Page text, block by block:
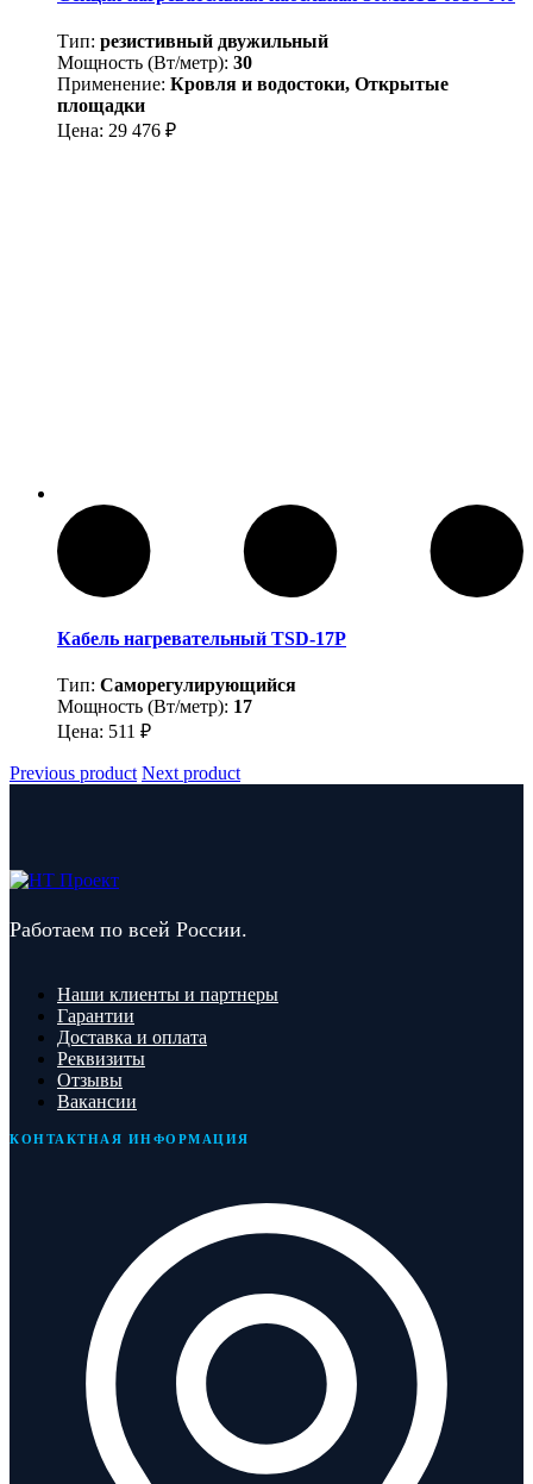
Тип: резистивный двужильный
Мощность (Вт/метр): 30
Применение: Кровля и водостоки, Открытые
площадки
Цена: 29 476 ₽
Кабель нагревательный TSD-17P
Тип: Саморегулирующийся
Мощность (Вт/метр): 17
Цена: 511 ₽
Previous product Next product
Работаем по всей России.
Наши клиенты и партнеры
Гарантии
Доставка и оплата
Реквизиты
Отзывы
Вакансии
КОНТАКТНАЯ ИНФОРМАЦИЯ